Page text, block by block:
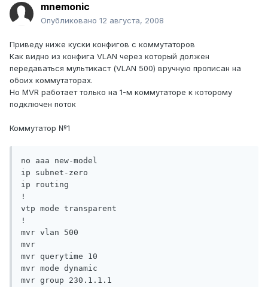
mnemonic
Опубликовано 12 августа, 2008
Приведу ниже куски конфигов с коммутаторов
Как видно из конфига VLAN через который должен
передаваться мультикаст (VLAN 500) вручную прописан на
обоих коммутаторах.
Но MVR работает только на 1-м коммутаторе к которому
подключен поток
Коммутатор №1
no aaa new-model
ip subnet-zero
ip routing
!
vtp mode transparent
!
mvr vlan 500
mvr
mvr querytime 10
mvr mode dynamic
mvr group 230.1.1.1